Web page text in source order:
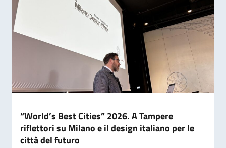
“World’s Best Cities” 2026. A Tampere
riflettori su Milano e il design italiano per le
città del futuro